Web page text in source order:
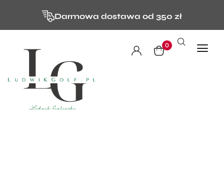
Darmowa dostawa od 350 zł
0